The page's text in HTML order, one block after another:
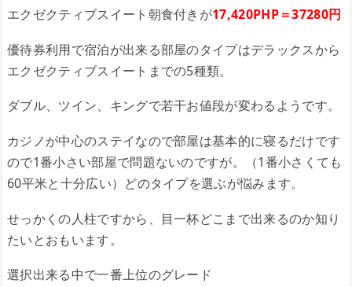
エクゼクティブスイート朝食付きが17,420PHP＝37280円
優待券利用で宿泊が出来る部屋のタイプはデラックスから
エクゼクティブスイートまでの5種類。
ダブル、ツイン、キングで若干お値段が変わるようです。
カジノが中心のステイなので部屋は基本的に寝るだけです
ので1番小さい部屋で問題ないのですが。（1番小さくても
60平米と十分広い）どのタイプを選ぶが悩みます。
せっかくの人柱ですから、目一杯どこまで出来るのか知り
たいとおもいます。
選択出来る中で一番上位のグレード